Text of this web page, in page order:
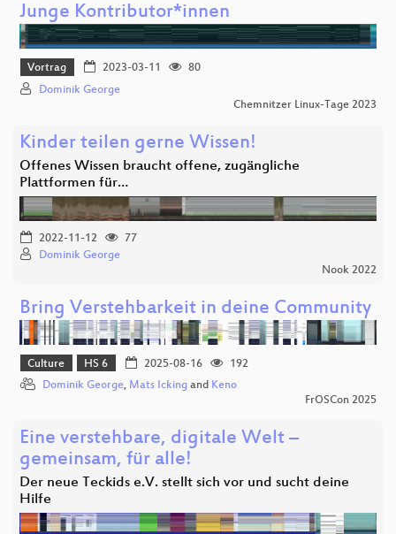
Junge Kontributor*innen
Vortrag 2023-03-11
80
Dominik George
Chemnitzer Linux-Tage 2023
Kinder teilen gerne Wissen!
Offenes Wissen braucht offene, zugängliche
Plattformen für…
2022-11-12
77
Dominik George
Nook 2022
Bring Verstehbarkeit in deine Community
Culture HS 6 2025-08-16
192
Dominik George, Mats Icking and Keno
FrOSCon 2025
Eine verstehbare, digitale Welt –
gemeinsam, für alle!
Der neue Teckids e.V. stellt sich vor und sucht deine
Hilfe